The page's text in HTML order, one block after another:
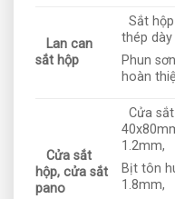
Lan can
sắt hộp
Sắt
thép dày
Phun
hoàn
Cửa sắt
hộp, cửa sắt
pano
Cửa
1.2mm,
Bịt tôn
1.8mm,